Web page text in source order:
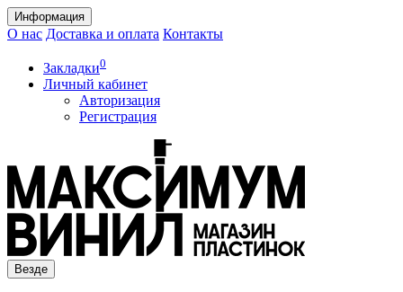
Информация
О нас Доставка и оплата Контакты
Закладки0
Личный кабинет
Авторизация
Регистрация
Везде